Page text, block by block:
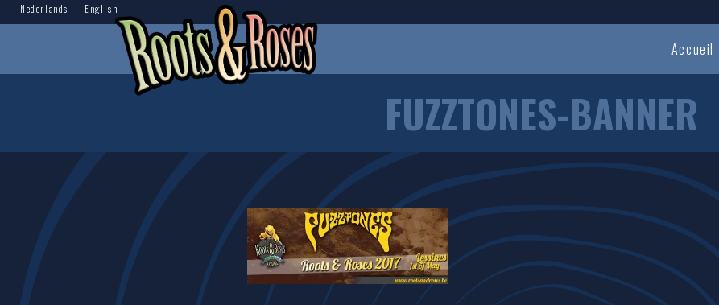
Nederlands English
Accueil
FUZZTONES-BANNER